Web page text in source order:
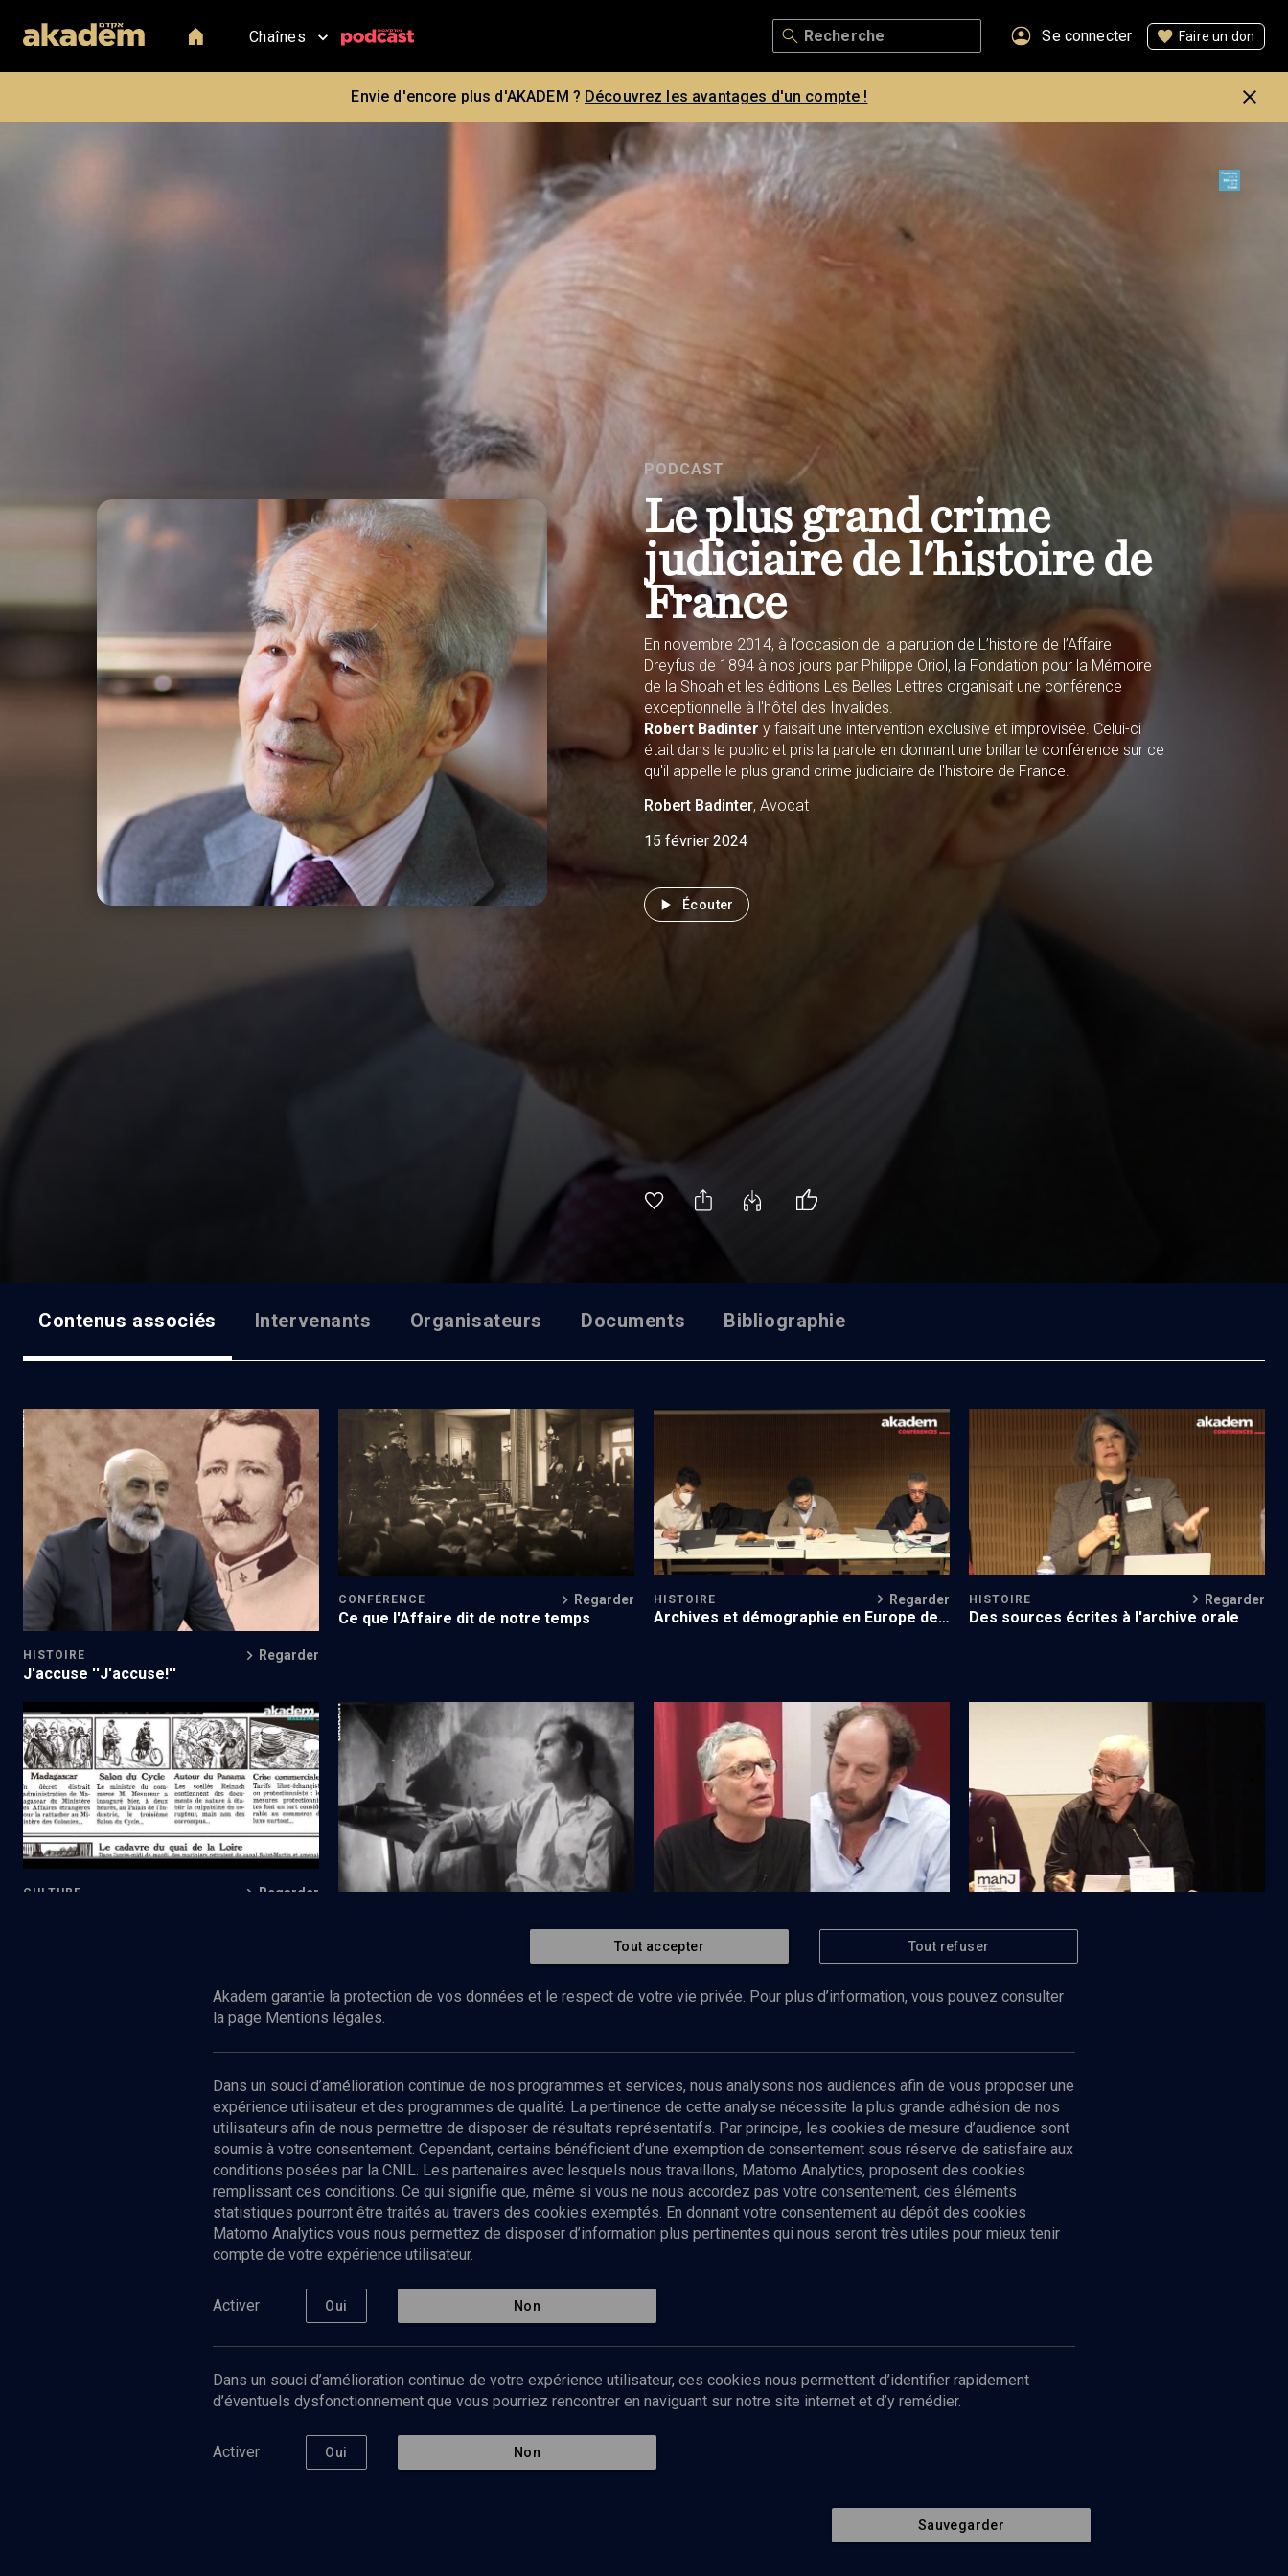
Chaînes Se connecter Faire un don
Envie d'encore plus d'AKADEM ? Découvrez les avantages d'un compte !
PODCAST
Le plus grand crime
judiciaire de l'histoire de
France
En novembre 2014, à l’occasion de la parution de L’histoire de l’Affaire
Dreyfus de 1894 à nos jours par Philippe Oriol, la Fondation pour la Mémoire
de la Shoah et les éditions Les Belles Lettres organisait une conférence
exceptionnelle à l'hôtel des Invalides.
Robert Badinter y faisait une intervention exclusive et improvisée. Celui-ci
était dans le public et pris la parole en donnant une brillante conférence sur ce
qu'il appelle le plus grand crime judiciaire de l'histoire de France.
Robert Badinter, Avocat
15 février 2024
Écouter
Contenus associés Intervenants Organisateurs Documents Bibliographie
Un historien contre Polanski
HISTOIRE Regarder
J'accuse ''J'accuse!''
Dreyfus, victime de fake-news
CONFÉRENCE Regarder
Ce que l'Affaire dit de notre temps
Deuxième congrès de la Société des
HISTOIRE Regarder
Archives et démographie en Europe de
Deuxième congrès de la Société des
études juives (2/6)
HISTOIRE Regarder
Des sources écrites à l'archive orale
#J'Accuse... !
CULTURE Regarder
Du cinéma muet à Polanski
Regarder
L'Affaire Dreyfus au cinéma
Crise des migrants
POLITIQUE Regarder
"L'Affaire Dreyfus des Allemands"
POLITIQUE
Le tournant de l'Affaire Dreyfus
Abonnez-vous à notre newsletter
Envoyer
Nos Chaines
Culture
Limoud
Université
Podcast
Politique de protection des données
personnelles
Mentions légales
Contact
Tout accepter Tout refuser
Akadem garantie la protection de vos données et le respect de votre vie privée. Pour plus d’information, vous pouvez consulter
la page Mentions légales.
Dans un souci d’amélioration continue de nos programmes et services, nous analysons nos audiences afin de vous proposer une
expérience utilisateur et des programmes de qualité. La pertinence de cette analyse nécessite la plus grande adhésion de nos
utilisateurs afin de nous permettre de disposer de résultats représentatifs. Par principe, les cookies de mesure d’audience sont
soumis à votre consentement. Cependant, certains bénéficient d’une exemption de consentement sous réserve de satisfaire aux
conditions posées par la CNIL. Les partenaires avec lesquels nous travaillons, Matomo Analytics, proposent des cookies
remplissant ces conditions. Ce qui signifie que, même si vous ne nous accordez pas votre consentement, des éléments
statistiques pourront être traités au travers des cookies exemptés. En donnant votre consentement au dépôt des cookies
Matomo Analytics vous nous permettez de disposer d’information plus pertinentes qui nous seront très utiles pour mieux tenir
compte de votre expérience utilisateur.
Activer Oui Non
Dans un souci d’amélioration continue de votre expérience utilisateur, ces cookies nous permettent d’identifier rapidement
d’éventuels dysfonctionnement que vous pourriez rencontrer en naviguant sur notre site internet et d’y remédier.
Activer Oui Non
Sauvegarder